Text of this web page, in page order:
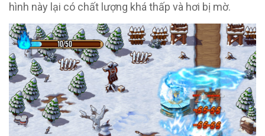
hình này lại có chất lượng khá thấp và hơi bị mờ.